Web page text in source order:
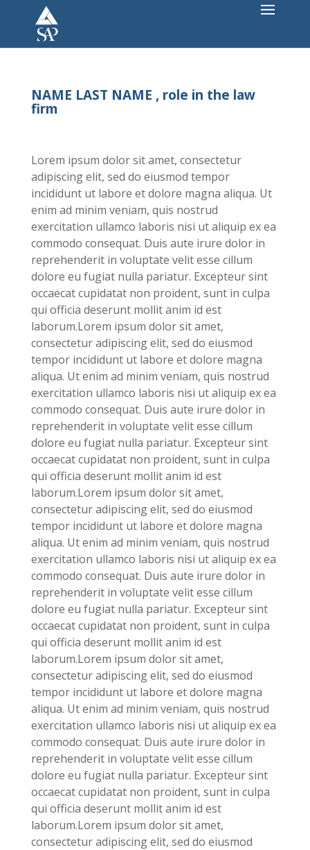
NAME LAST NAME , role in the law
firm
Lorem ipsum dolor sit amet, consectetur
adipiscing elit, sed do eiusmod tempor
incididunt ut labore et dolore magna aliqua. Ut
enim ad minim veniam, quis nostrud
exercitation ullamco laboris nisi ut aliquip ex ea
commodo consequat. Duis aute irure dolor in
reprehenderit in voluptate velit esse cillum
dolore eu fugiat nulla pariatur. Excepteur sint
occaecat cupidatat non proident, sunt in culpa
qui officia deserunt mollit anim id est
laborum.Lorem ipsum dolor sit amet,
consectetur adipiscing elit, sed do eiusmod
tempor incididunt ut labore et dolore magna
aliqua. Ut enim ad minim veniam, quis nostrud
exercitation ullamco laboris nisi ut aliquip ex ea
commodo consequat. Duis aute irure dolor in
reprehenderit in voluptate velit esse cillum
dolore eu fugiat nulla pariatur. Excepteur sint
occaecat cupidatat non proident, sunt in culpa
qui officia deserunt mollit anim id est
laborum.Lorem ipsum dolor sit amet,
consectetur adipiscing elit, sed do eiusmod
tempor incididunt ut labore et dolore magna
aliqua. Ut enim ad minim veniam, quis nostrud
exercitation ullamco laboris nisi ut aliquip ex ea
commodo consequat. Duis aute irure dolor in
reprehenderit in voluptate velit esse cillum
dolore eu fugiat nulla pariatur. Excepteur sint
occaecat cupidatat non proident, sunt in culpa
qui officia deserunt mollit anim id est
laborum.Lorem ipsum dolor sit amet,
consectetur adipiscing elit, sed do eiusmod
tempor incididunt ut labore et dolore magna
aliqua. Ut enim ad minim veniam, quis nostrud
exercitation ullamco laboris nisi ut aliquip ex ea
commodo consequat. Duis aute irure dolor in
reprehenderit in voluptate velit esse cillum
dolore eu fugiat nulla pariatur. Excepteur sint
occaecat cupidatat non proident, sunt in culpa
qui officia deserunt mollit anim id est
laborum.Lorem ipsum dolor sit amet,
consectetur adipiscing elit, sed do eiusmod